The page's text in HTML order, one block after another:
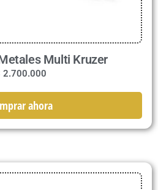
Multi Kruzer
2.700.000
ahora